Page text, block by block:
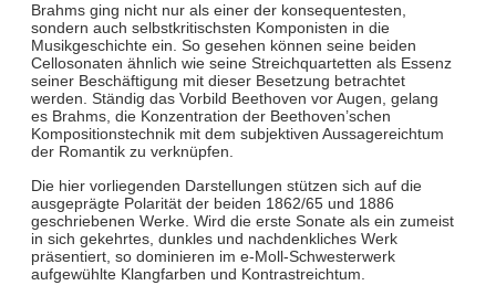
Brahms ging nicht nur als einer der konsequentesten,
sondern auch selbstkritischsten Komponisten in die
Musikgeschichte ein. So gesehen können seine beiden
Cellosonaten ähnlich wie seine Streichquartetten als Essenz
seiner Beschäftigung mit dieser Besetzung betrachtet
werden. Ständig das Vorbild Beethoven vor Augen, gelang
es Brahms, die Konzentration der Beethoven’schen
Kompositionstechnik mit dem subjektiven Aussagereichtum
der Romantik zu verknüpfen.
Die hier vorliegenden Darstellungen stützen sich auf die
ausgeprägte Polarität der beiden 1862/65 und 1886
geschriebenen Werke. Wird die erste Sonate als ein zumeist
in sich gekehrtes, dunkles und nachdenkliches Werk
präsentiert, so dominieren im e-Moll-Schwesterwerk
aufgewühlte Klangfarben und Kontrastreichtum.